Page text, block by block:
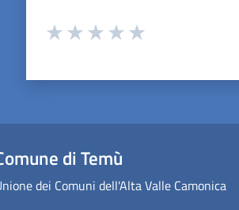
Valuta da 1 a 5 stelle la pagina
di Temù
dei Comuni dell'Alta Valle Camonica